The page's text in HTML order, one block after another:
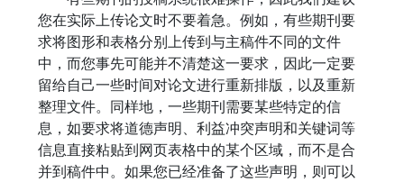
您在实际上传论文时不要着急。例如，有些期刊要
求将图形和表格分别上传到与主稿件不同的文件
中，而您事先可能并不清楚这一要求，因此一定要
留给自己一些时间对论文进行重新排版，以及重新
整理文件。同样地，一些期刊需要某些特定的信
息，如要求将道德声明、利益冲突声明和关键词等
信息直接粘贴到网页表格中的某个区域，而不是合
并到稿件中。如果您已经准备了这些声明，则可以